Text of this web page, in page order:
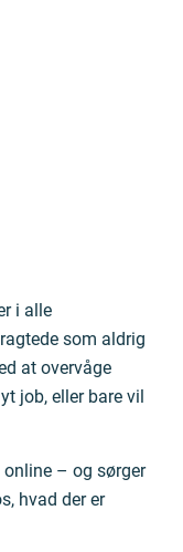
i alle
som aldrig
at overvåge
job, eller bare vil
– og sørger
hvad der er